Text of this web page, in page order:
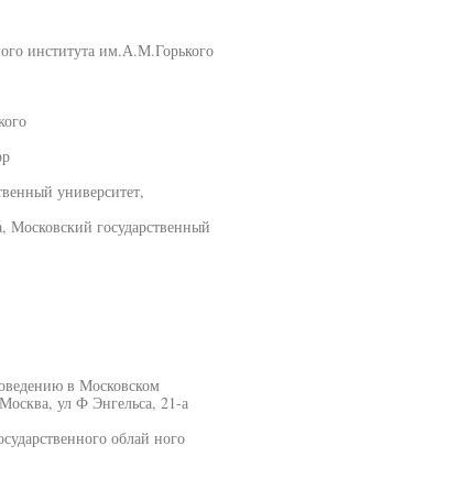
института им.А.М.Горького
университет,
Московский государственный
в Московском
ул Ф Энгельса, 21-а
облай ного